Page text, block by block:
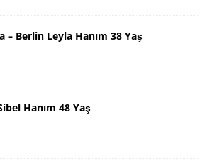
– Berlin Leyla Hanım 38 Yaş
Hanım 48 Yaş